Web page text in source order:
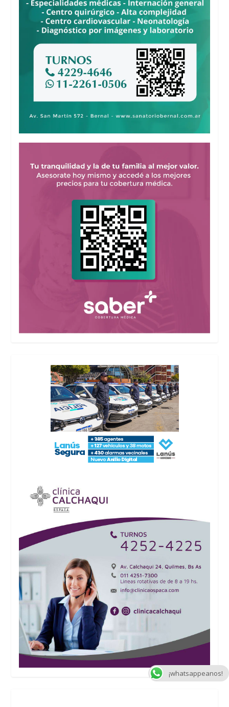
¡whatsappeanos!